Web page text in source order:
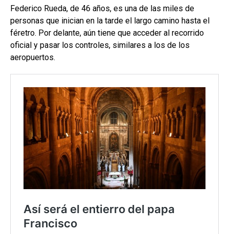
Federico Rueda, de 46 años, es una de las miles de
personas que inician en la tarde el largo camino hasta el
féretro. Por delante, aún tiene que acceder al recorrido
oficial y pasar los controles, similares a los de los
aeropuertos.